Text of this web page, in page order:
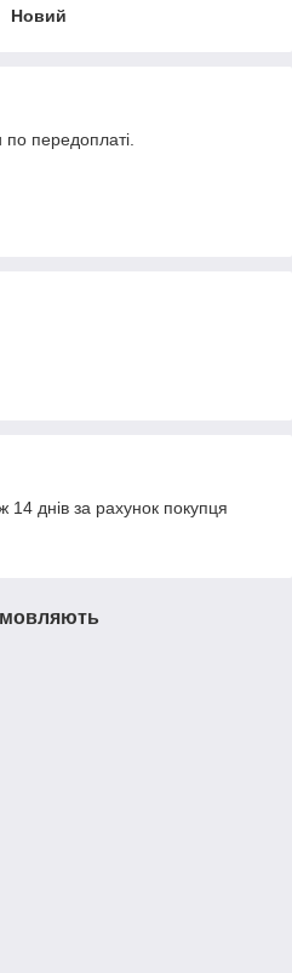
Новий
по передоплаті.
днів за рахунок покупця